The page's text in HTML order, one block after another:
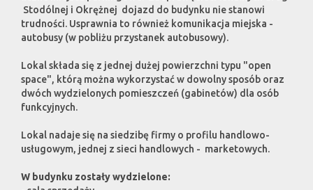
Stodólnej i Okrężnej dojazd do budynku nie stanowi
trudności. Usprawnia to również komunikacja miejska -
autobusy (w pobliżu przystanek autobusowy).
Lokal składa się z jednej dużej powierzchni typu "open
space", którą można wykorzystać w dowolny sposób oraz
dwóch wydzielonych pomieszczeń (gabinetów) dla osób
funkcyjnych.
Lokal nadaje się na siedzibę firmy o profilu handlowo-
usługowym, jednej z sieci handlowych - marketowych.
W budynku zostały wydzielone: